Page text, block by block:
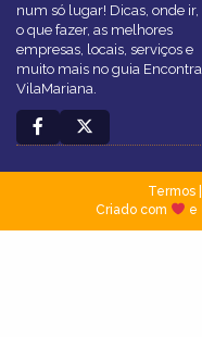
num só lugar! Dicas, onde ir,
o que fazer, as melhores
empresas, locais, serviços e
muito mais no guia Encontra
VilaMariana.
Termos|
Criado com
e